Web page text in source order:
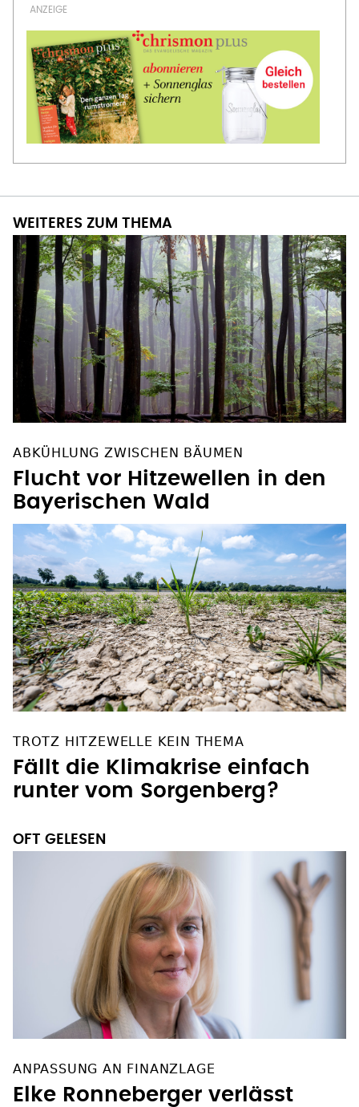
WEITERES ZUM THEMA
ABKÜHLUNG ZWISCHEN BÄUMEN
Flucht vor Hitzewellen in den
Bayerischen Wald
TROTZ HITZEWELLE KEIN THEMA
Fällt die Klimakrise einfach
runter vom Sorgenberg?
OFT GELESEN
ANPASSUNG AN FINANZLAGE
Elke Ronneberger verlässt